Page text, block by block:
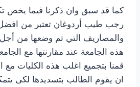
كما قد سبق وان ذكرنا فيما يخص
رجب طيب أردوغان تعتبر من افضل
والمصاريف التي تم وضعها من
هذه الجامعة عند مقارنتها مع
قمنا بتجميع اغلب هذه الكليات مع
ان يقوم الطالب بتسديدها لكى